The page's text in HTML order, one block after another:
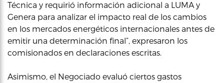
Técnica y requirió información adicional a LUMA y
Genera para analizar el impacto real de los cambios
en los mercados energéticos internacionales antes de
emitir una determinación final”, expresaron los
comisionados en declaraciones escritas.
Asimismo, el Negociado evaluó ciertos gastos